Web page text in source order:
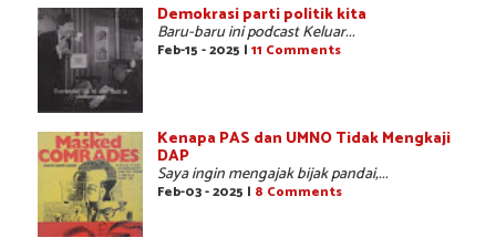
Demokrasi parti politik kita
Baru-baru ini podcast Keluar...
Feb-15 - 2025 | 11 Comments
Kenapa PAS dan UMNO Tidak Mengkaji
DAP
Saya ingin mengajak bijak pandai,...
Feb-03 - 2025 | 8 Comments